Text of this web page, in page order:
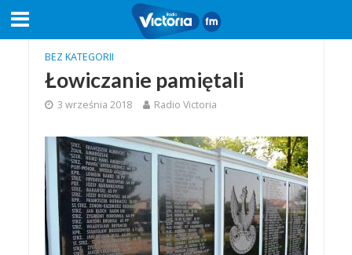
BEZ KATEGORII
Łowiczanie pamiętali
3 września 2018 Radio Victoria